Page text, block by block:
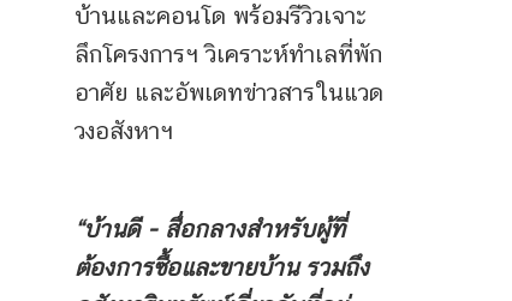
บ้านและคอนโด พร้อมรีวิวเจาะ
ลึกโครงการฯ วิเคราะห์ทำเลที่พัก
อาศัย และอัพเดทข่าวสารในแวด
วงอสังหาฯ
“บ้านดี - สื่อกลางสำหรับผู้ที่
ต้องการซื้อและขายบ้าน รวมถึง